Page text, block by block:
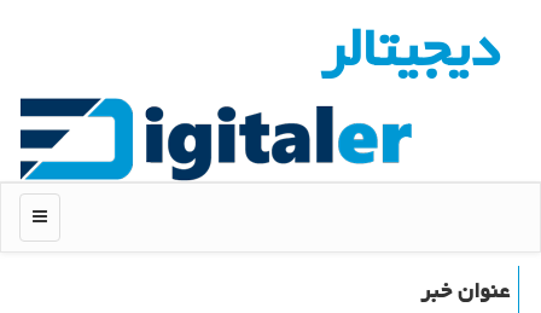
دیجیتالر
منو
عنوان خبر